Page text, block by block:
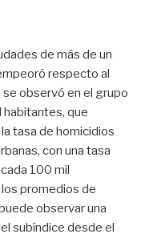
de más de un
respecto al
observó en el grupo
que
tasa de homicidios
con una tasa
100 mil
promedios de
observar una
subíndice desde el